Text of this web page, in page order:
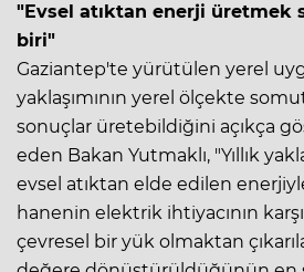
"Evsel atıktan enerji üretmek
biri"
Gaziantep'te yürütülen yerel
yaklaşımının yerel ölçekte
sonuçlar üretebildiğini açıkça
eden Bakan Yutmaklı, "Yıllık
evsel atıktan elde edilen
hanenin elektrik ihtiyacının
çevresel bir yük olmaktan